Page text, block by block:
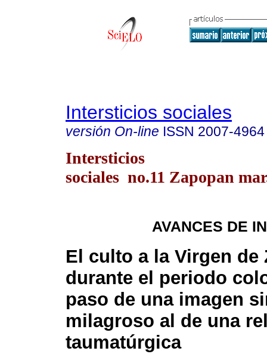
Intersticios sociales
versión On-line ISSN 2007-4964
Intersticios
sociales no.11 Zapopan
AVANCES DE
El culto a la Virgen de
durante el periodo
paso de una imagen
milagroso al de una
taumatúrgica